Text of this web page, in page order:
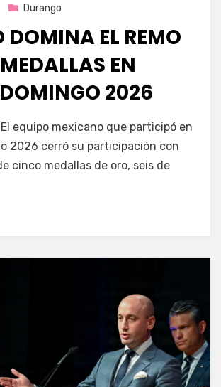
Durango
DOMINA EL REMO
EN
2026
Servín
equipo mexicano que participó en
2026 cerró su participación con
cinco medallas de oro, seis de